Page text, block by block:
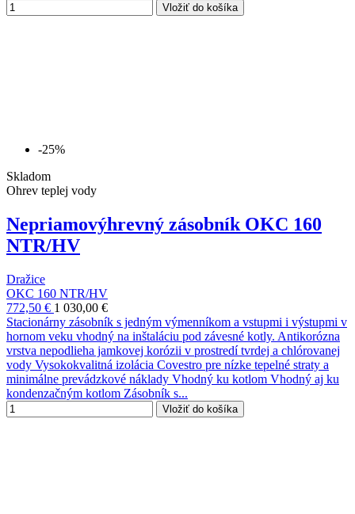
Vložiť do košíka
-25%
Skladom
Ohrev teplej vody
Nepriamovýhrevný zásobník OKC 160
NTR/HV
Dražice
OKC 160 NTR/HV
772,50 € 1 030,00 €
Stacionárny zásobník s jedným výmenníkom a vstupmi i výstupmi v
hornom veku vhodný na inštaláciu pod závesné kotly. Antikorózna
vrstva nepodlieha jamkovej korózii v prostredí tvrdej a chlórovanej
vody Vysokokvalitná izolácia Covestro pre nízke tepelné straty a
minimálne prevádzkové náklady Vhodný ku kotlom Vhodný aj ku
kondenzačným kotlom Zásobník s...
Vložiť do košíka